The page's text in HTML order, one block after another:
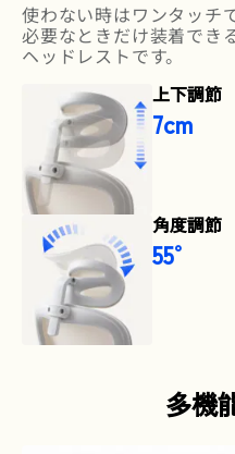
使わない時はワンタッチ
必要なときだけ装着でき
ヘッドレストです。
上下調節
7cm
角度調節
55°
多機